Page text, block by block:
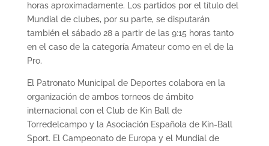
horas aproximadamente. Los partidos por el título del
Mundial de clubes, por su parte, se disputarán
también el sábado 28 a partir de las 9:15 horas tanto
en el caso de la categoría Amateur como en el de la
Pro.
El Patronato Municipal de Deportes colabora en la
organización de ambos torneos de ámbito
internacional con el Club de Kin Ball de
Torredelcampo y la Asociación Española de Kin-Ball
Sport. El Campeonato de Europa y el Mundial de